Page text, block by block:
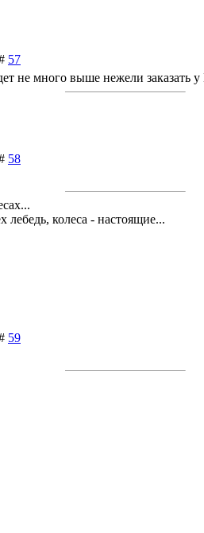
57
не много выше нежели заказать
58
колеса - настоящие...
59